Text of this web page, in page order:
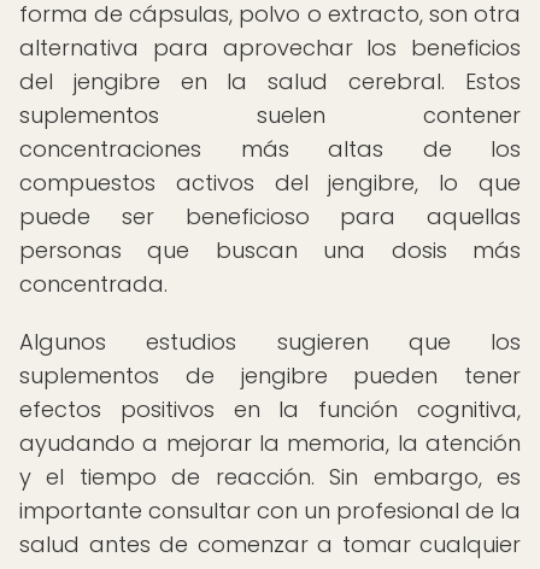
forma de cápsulas, polvo o extracto, son otra
alternativa para aprovechar los beneficios
del jengibre en la salud cerebral. Estos
suplementos suelen contener
concentraciones más altas de los
compuestos activos del jengibre, lo que
puede ser beneficioso para aquellas
personas que buscan una dosis más
concentrada.
Algunos estudios sugieren que los
suplementos de jengibre pueden tener
efectos positivos en la función cognitiva,
ayudando a mejorar la memoria, la atención
y el tiempo de reacción. Sin embargo, es
importante consultar con un profesional de la
salud antes de comenzar a tomar cualquier